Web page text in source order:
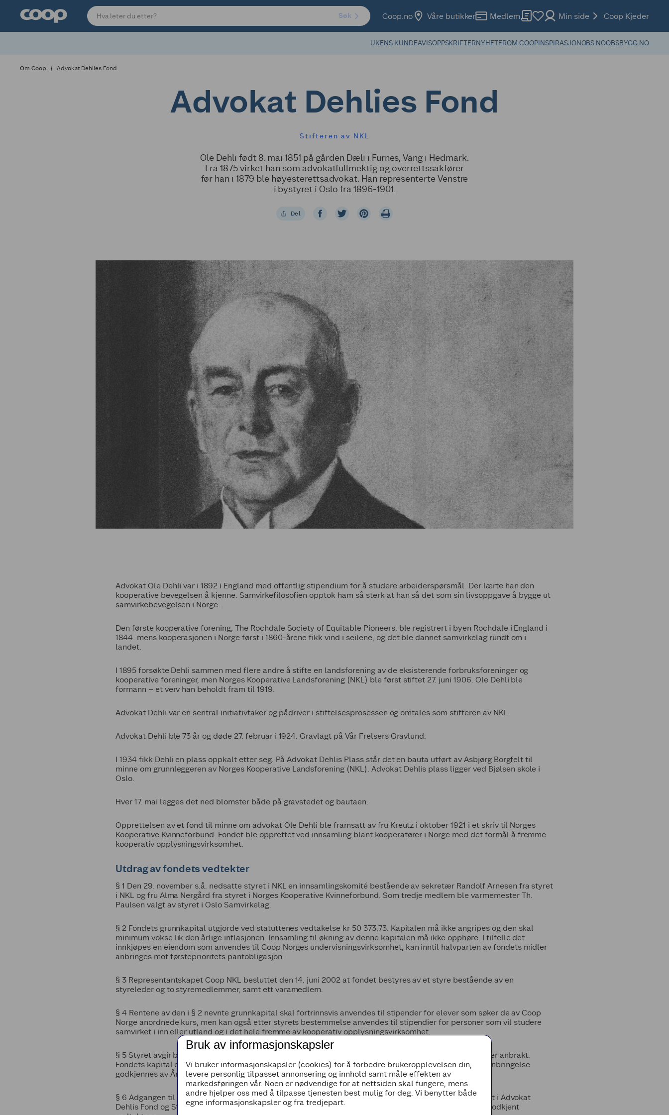
Søk Coop.no Våre butikker Medlem Min side Coop Kjeder
UKENS KUNDEAVISOPPSKRIFTERNYHETEROM COOPINSPIRASJONOBS.NOOBSBYGG.NO
Om Coop Advokat Dehlies Fond
Advokat Dehlies Fond
Stifteren av NKL
Ole Dehli født 8. mai 1851 på gården Dæli i Furnes, Vang i Hedmark.
Fra 1875 virket han som advokatfullmektig og overrettssakfører
før han i 1879 ble høyesterettsadvokat. Han representerte Venstre
i bystyret i Oslo fra 1896-1901.
Del
Advokat Ole Dehli var i 1892 i England med offentlig stipendium for å studere arbeiderspørsmål. Der lærte han den
kooperative bevegelsen å kjenne. Samvirkefilosofien opptok ham så sterk at han så det som sin livsoppgave å bygge ut
samvirkebevegelsen i Norge.
Den første kooperative forening, The Rochdale Society of Equitable Pioneers, ble registrert i byen Rochdale i England i
1844. mens kooperasjonen i Norge først i 1860-årene fikk vind i seilene, og det ble dannet samvirkelag rundt om i
landet.
I 1895 forsøkte Dehli sammen med flere andre å stifte en landsforening av de eksisterende forbruksforeninger og
kooperative foreninger, men Norges Kooperative Landsforening (NKL) ble først stiftet 27. juni 1906. Ole Dehli ble
formann – et verv han beholdt fram til 1919.
Advokat Dehli var en sentral initiativtaker og pådriver i stiftelsesprosessen og omtales som stifteren av NKL.
Advokat Dehli ble 73 år og døde 27. februar i 1924. Gravlagt på Vår Frelsers Gravlund.
I 1934 fikk Dehli en plass oppkalt etter seg. På Advokat Dehlis Plass står det en bauta utført av Asbjørg Borgfelt til
minne om grunnleggeren av Norges Kooperative Landsforening (NKL). Advokat Dehlis plass ligger ved Bjølsen skole i
Oslo.
Hver 17. mai legges det ned blomster både på gravstedet og bautaen.
Opprettelsen av et fond til minne om advokat Ole Dehli ble framsatt av fru Kreutz i oktober 1921 i et skriv til Norges
Kooperative Kvinneforbund. Fondet ble opprettet ved innsamling blant kooperatører i Norge med det formål å fremme
kooperativ opplysningsvirksomhet.
Utdrag av fondets vedtekter
§ 1 Den 29. november s.å. nedsatte styret i NKL en innsamlingskomité bestående av sekretær Randolf Arnesen fra styret
i NKL og fru Alma Nergård fra styret i Norges Kooperative Kvinneforbund. Som tredje medlem ble varmemester Th.
Paulsen valgt av styret i Oslo Samvirkelag.
§ 2 Fondets grunnkapital utgjorde ved statuttenes vedtakelse kr 50 373,73. Kapitalen må ikke angripes og den skal
minimum vokse lik den årlige inflasjonen. Innsamling til økning av denne kapitalen må ikke opphøre. I tilfelle det
innkjøpes en eiendom som anvendes til Coop Norges undervisningsvirksomhet, kan inntil halvparten av fondets midler
anbringes mot førsteprioritets pantobligasjon.
§ 3 Representantskapet Coop NKL besluttet den 14. juni 2002 at fondet bestyres av et styre bestående av en
styreleder og to styremedlemmer, samt ett varamedlem.
§ 4 Rentene av den i § 2 nevnte grunnkapital skal fortrinnsvis anvendes til stipender for elever som søker de av Coop
Norge anordnede kurs, men kan også etter styrets bestemmelse anvendes til stipendier for personer som vil studere
samvirket i inn eller utland og i det hele fremme av kooperativ opplysningsvirksomhet.
§ 5 Styret avgir beretning til Årsmøtet Coop Norge samt forelegger oppgaver over hvorledes kapitalen er anbrakt.
Fondets kapital og regnskap kontrolleres av Kontrollkomiteen Coop Norge. Regnskapet og kapitalens anbringelse
godkjennes av Årsmøtet Coop Norge. Coop Norge SA sin revisor skal revidere stiftelsens regnskap.
§ 6 Adgangen til omdanning av stiftelsens vedtekter har Årsmøtet Coop Norge etter innstilling fra styret i Advokat
Dehlis Fond og Styret Coop Norge. Endringer i vedtektene kan ikke tre i kraft før Stiftelsestilsynet har godkjent
Bruk av informasjonskapsler
Vi bruker informasjonskapsler (cookies) for å forbedre brukeropplevelsen din,
levere personlig tilpasset annonsering og innhold samt måle effekten av
markedsføringen vår. Noen er nødvendige for at nettsiden skal fungere, mens
andre hjelper oss med å tilpasse tjenesten best mulig for deg. Vi benytter både
egne informasjonskapsler og fra tredjepart.